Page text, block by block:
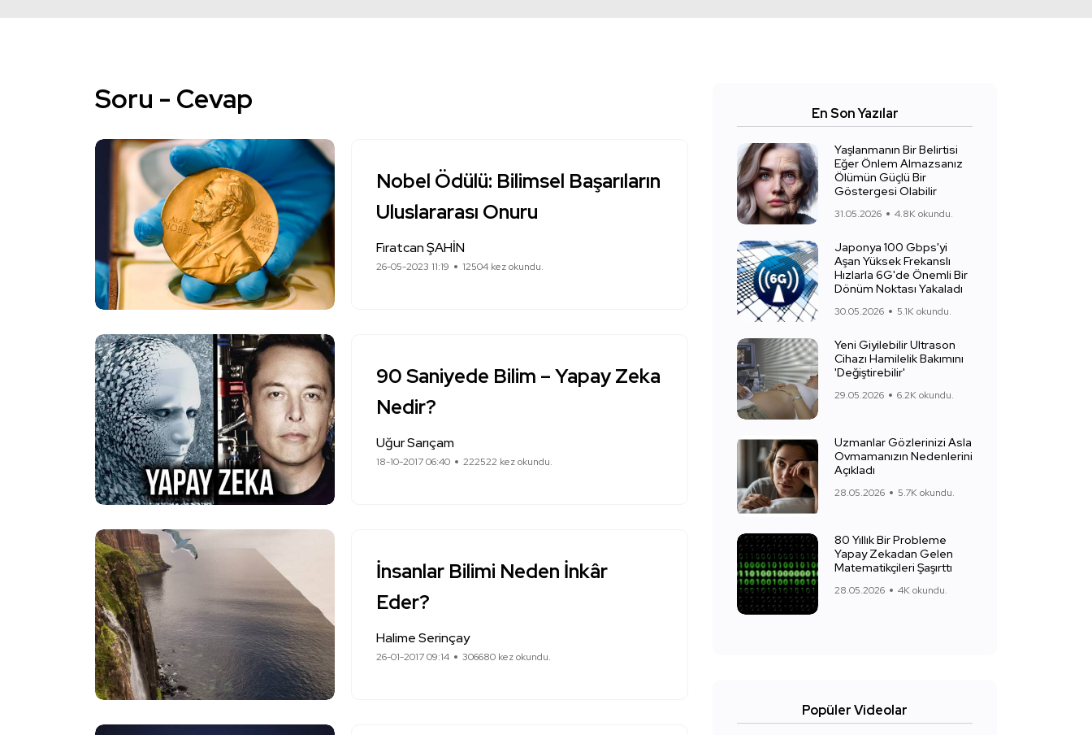
Soru - Cevap
Nobel Ödülü: Bilimsel Başarıların
Uluslararası Onuru
Fıratcan ŞAHİN
26-05-2023 11:19 12504 kez okundu.
90 Saniyede Bilim – Yapay Zeka
Nedir?
Uğur Sarıçam
18-10-2017 06:40 222522 kez okundu.
İnsanlar Bilimi Neden İnkâr
Eder?
Halime Serinçay
26-01-2017 09:14 306680 kez okundu.
En Son Yazılar
Yaşlanmanın Bir Belirtisi
Eğer Önlem Almazsanız
Ölümün Güçlü Bir
Göstergesi Olabilir
31.05.2026 4.8K okundu.
Japonya 100 Gbps'yi
Aşan Yüksek Frekanslı
Hızlarla 6G'de Önemli Bir
Dönüm Noktası Yakaladı
30.05.2026 5.1K okundu.
Yeni Giyilebilir Ultrason
Cihazı Hamilelik Bakımını
'Değiştirebilir'
29.05.2026 6.2K okundu.
Uzmanlar Gözlerinizi Asla
Ovmamanızın Nedenlerini
Açıkladı
28.05.2026 5.7K okundu.
80 Yıllık Bir Probleme
Yapay Zekadan Gelen
Matematikçileri Şaşırttı
28.05.2026 4K okundu.
Popüler Videolar